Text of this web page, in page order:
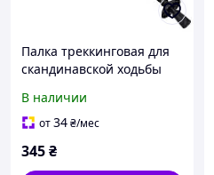
Палка треккинговая для
скандинавской ходьбы
135см Black-Red
В наличии
от34₴/мес
345₴